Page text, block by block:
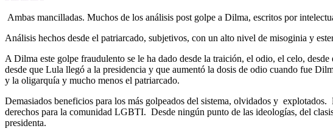
Ambas mancilladas. Muchos de los análisis post golpe a Dilma, escritos por
Análisis hechos desde el patriarcado, subjetivos, con un alto nivel de misoginia y
A Dilma este golpe fraudulento se le ha dado desde la traición, el odio, el celo,
desde que Lula llegó a la presidencia y que aumentó la dosis de odio cuando fue
y la oligarquía y mucho menos el patriarcado.
Demasiados beneficios para los más golpeados del sistema, olvidados y
derechos para la comunidad LGBTI. Desde ningún punto de las ideologías, del
presidenta.